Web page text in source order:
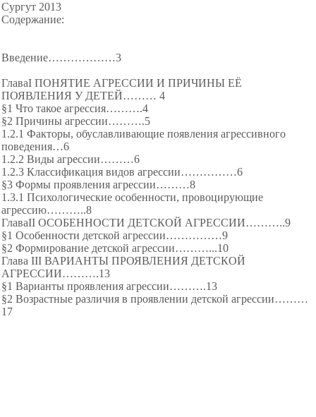
Сургут 2013
Содержание:
Введение………………3
ГлаваI ПОНЯТИЕ АГРЕССИИ И ПРИЧИНЫ ЕЁ
ПОЯВЛЕНИЯ У ДЕТЕЙ……… 4
§1 Что такое агрессия……….4
§2 Причины агрессии……….5
1.2.1 Факторы, обуславливающие появления агрессивного
поведения…6
1.2.2 Виды агрессии………6
1.2.3 Классификация видов агрессии……………6
§3 Формы проявления агрессии………8
1.3.1 Психологические особенности, провоцирующие
агрессию………..8
ГлаваII ОСОБЕННОСТИ ДЕТСКОЙ АГРЕССИИ………..9
§1 Особенности детской агрессии……………9
§2 Формирование детской агрессии………...10
Глава III ВАРИАНТЫ ПРОЯВЛЕНИЯ ДЕТСКОЙ
АГРЕССИИ……….13
§1 Варианты проявления агрессии……….13
§2 Возрастные различия в проявлении детской агрессии………
17